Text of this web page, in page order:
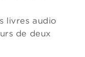
livres audio
de deux